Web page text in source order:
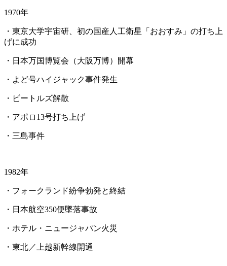
1970年
・東京大学宇宙研、初の国産人工衛星「おおすみ」の打ち上
げに成功
・日本万国博覧会（大阪万博）開幕
・よど号ハイジャック事件発生
・ビートルズ解散
・アポロ13号打ち上げ
・三島事件
1982年
・フォークランド紛争勃発と終結
・日本航空350便墜落事故
・ホテル・ニュージャパン火災
・東北／上越新幹線開通